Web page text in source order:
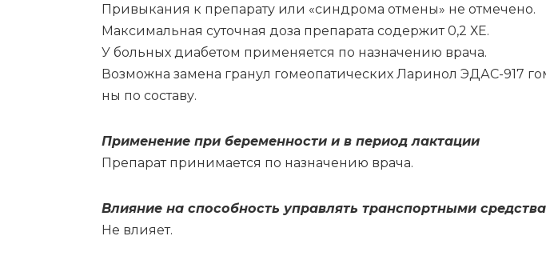
При­вы­ка­ния к пре­па­ра­ту или «син­дро­ма от­ме­ны» не от­ме­че­но.
Мак­си­маль­ная су­точ­ная до­за пре­па­ра­та со­дер­жит 0,2 ХЕ.
У боль­ных диа­бе­том при­ме­ня­ет­ся по на­зна­че­нию вра­ча.
Воз­мож­на за­ме­на гра­нул го­мео­па­ти­че­ских Ла­ри­нол ЭДАС-917
ны по со­ста­ву.
При­ме­не­ние при бе­ре­мен­но­сти и в пе­ри­од лак­та­ции
Пре­па­рат при­ни­ма­ет­ся по на­зна­че­нию вра­ча.
Вли­я­ние на спо­соб­ность управ­лять транс­порт­ны­ми
Не вли­я­ет.